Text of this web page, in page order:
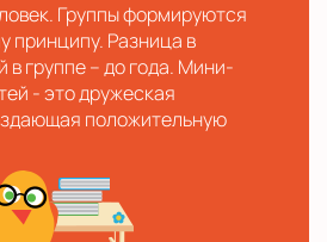
Группы формируются
принципу. Разница в
в группе – до года. Мини-
- это дружеская
положительную